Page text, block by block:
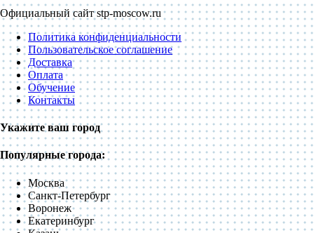
Официальный сайт stp-moscow.ru
Политика конфиденциальности
Пользовательское соглашение
Доставка
Оплата
Обучение
Контакты
Укажите ваш город
Популярные города:
Москва
Санкт-Петербург
Воронеж
Екатеринбург